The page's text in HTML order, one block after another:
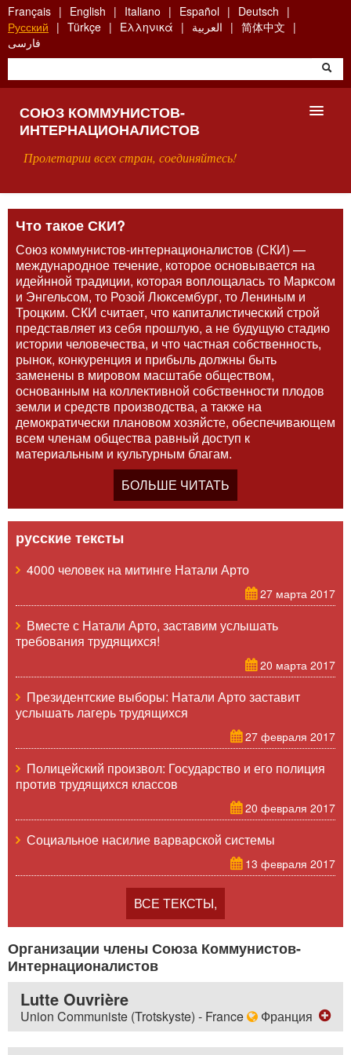
Skip
to
main
content
Français English Italiano Español
Deutsch
Русский
Türkçe Ελληνικά العربية
简体中文
فارسی
СОЮЗ КОММУНИСТОВ-
ИНТЕРНАЦИОНАЛИСТОВ
Пролетарии всех стран, соединяйтесь!
ГЛАВНАЯ
ЧТО ТАКОЕ СКИ?
ПОИСК
КОНТАКТЫ
Что такое СКИ?
Союз коммунистов-интернационалистов (СКИ) —
международное течение, которое основывается на
идейнной традиции, которая воплощалась то Марксом
и Энгельсом, то Розой Люксембург, то Лениным и
Троцким. СКИ считает, что капиталистический строй
представляет из себя прошлую, а не будущую стадию
истории человечества, и что частная собственность,
рынок, конкуренция и прибыль должны быть
заменены в мировом масштабе обществом,
основанным на коллективной собственности плодов
земли и средств производства, а также на
демократически плановом хозяйсте, обеспечивающем
всем членам общества равный доступ к
материальным и культурным благам.
БОЛЬШЕ ЧИТАТЬ
русские тексты
4000 человек на митинге Натали Арто
27 марта 2017
Вместе с Натали Арто, заставим услышать
требования трудящихся!
20 марта 2017
Президентские выборы: Натали Арто заставит
услышать лагерь трудящихся
27 февраля 2017
Полицейский произвол: Государство и его полиция
против трудящихся классов
20 февраля 2017
Социальное насилие варварской системы
13 февраля 2017
ВСЕ ТЕКСТЫ,
Организации члены Союза Коммунистов-
Интернационалистов
Lutte Ouvrière
Union Communiste (Trotskyste) - France
Франция
адрес